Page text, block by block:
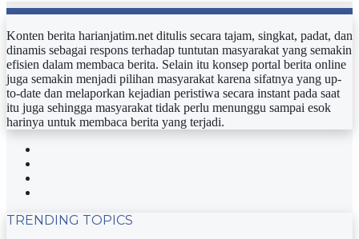
Konten berita harianjatim.net ditulis secara tajam, singkat, padat, dan
dinamis sebagai respons terhadap tuntutan masyarakat yang semakin
efisien dalam membaca berita. Selain itu konsep portal berita online
juga semakin menjadi pilihan masyarakat karena sifatnya yang up-
to-date dan melaporkan kejadian peristiwa secara instant pada saat
itu juga sehingga masyarakat tidak perlu menunggu sampai esok
harinya untuk membaca berita yang terjadi.
TRENDING TOPICS